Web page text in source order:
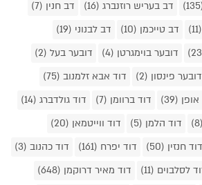
דב בעריש רוזנברג (16)
דב חנין (7)
דב טייכמן (10)
דב לבנוני (19)
דובער בוימגרטן (4)
דובער בעל (2)
דובער פינסון (2)
דוד אבא זלמנוב (75)
(39) דוד ברוומן (7)
דוד גולדברג (14)
דוד הלמן (5)
דוד ווייטמאן (20)
דוד חנזין (50) דוד יפרח (161)
דוד כהנוב (3)
לסלבוים (11)
דוד מאיר דרוקמן (648)